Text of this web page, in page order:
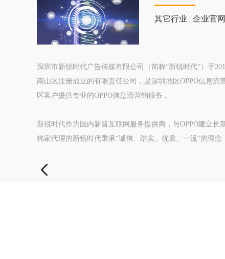
其它行业 | 企业官网
深圳市新锐时代广告传媒有限公司（简称“新锐时代”）于
南山区注册成立的有限责任公司，是深圳地区OPPO信息流
区客户提供专业的OPPO信息流营销服务 。
新锐时代作为国内新晋互联网服务提供商，与OPPO建立长
独家代理的新锐时代秉承“诚信、踏实、优质、一流“的理